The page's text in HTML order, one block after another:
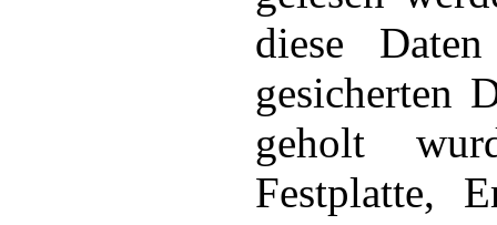
diese
gesicherten
geholt
Festplatte,